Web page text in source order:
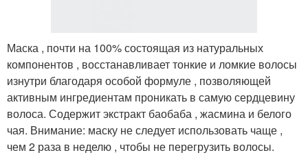
Маска , почти на 100% состоящая из натуральных
компонентов , восстанавливает тонкие и ломкие волосы
изнутри благодаря особой формуле , позволяющей
активным ингредиентам проникать в самую сердцевину
волоса. Содержит экстракт баобаба , жасмина и белого
чая. Внимание: маску не следует использовать чаще ,
чем 2 раза в неделю , чтобы не перегрузить волосы.